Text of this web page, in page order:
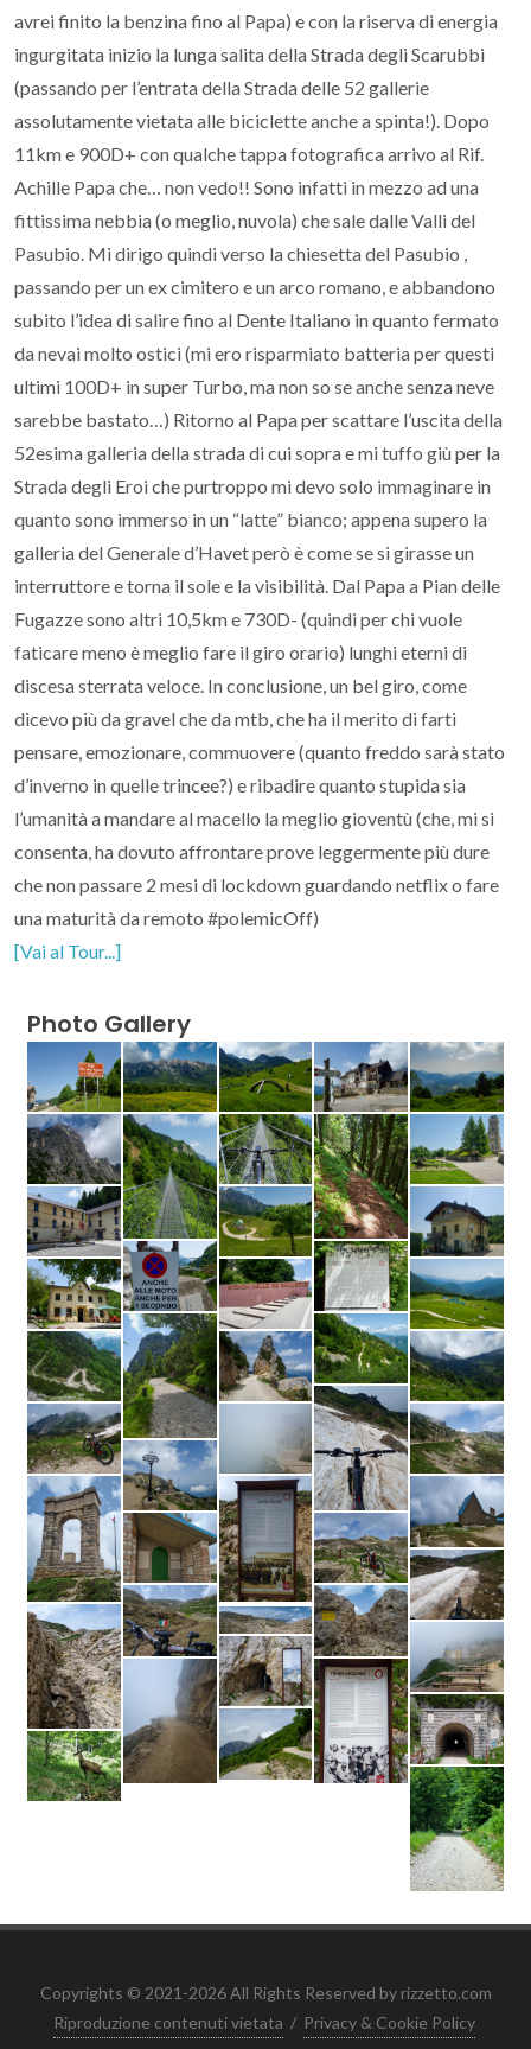
avrei finito la benzina fino al Papa) e con la riserva di energia
ingurgitata inizio la lunga salita della Strada degli Scarubbi
(passando per l’entrata della Strada delle 52 gallerie
assolutamente vietata alle biciclette anche a spinta!). Dopo
11km e 900D+ con qualche tappa fotografica arrivo al Rif.
Achille Papa che… non vedo!! Sono infatti in mezzo ad una
fittissima nebbia (o meglio, nuvola) che sale dalle Valli del
Pasubio. Mi dirigo quindi verso la chiesetta del Pasubio ,
passando per un ex cimitero e un arco romano, e abbandono
subito l’idea di salire fino al Dente Italiano in quanto fermato
da nevai molto ostici (mi ero risparmiato batteria per questi
ultimi 100D+ in super Turbo, ma non so se anche senza neve
sarebbe bastato…) Ritorno al Papa per scattare l’uscita della
52esima galleria della strada di cui sopra e mi tuffo giù per la
Strada degli Eroi che purtroppo mi devo solo immaginare in
quanto sono immerso in un “latte” bianco; appena supero la
galleria del Generale d’Havet però è come se si girasse un
interruttore e torna il sole e la visibilità. Dal Papa a Pian delle
Fugazze sono altri 10,5km e 730D- (quindi per chi vuole
faticare meno è meglio fare il giro orario) lunghi eterni di
discesa sterrata veloce. In conclusione, un bel giro, come
dicevo più da gravel che da mtb, che ha il merito di farti
pensare, emozionare, commuovere (quanto freddo sarà stato
d’inverno in quelle trincee?) e ribadire quanto stupida sia
l’umanità a mandare al macello la meglio gioventù (che, mi si
consenta, ha dovuto affrontare prove leggermente più dure
che non passare 2 mesi di lockdown guardando netflix o fare
una maturità da remoto #polemicOff)
[Vai al Tour...]
Photo Gallery
Copyrights © 2021-2026 All Rights Reserved by rizzetto.com
Riproduzione contenuti vietata / Privacy & Cookie Policy